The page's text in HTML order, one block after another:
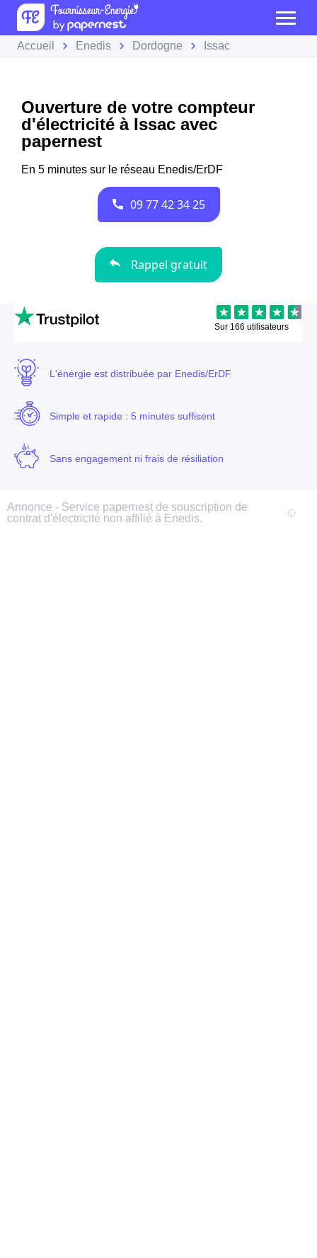
Accueil Enedis Dordogne Issac